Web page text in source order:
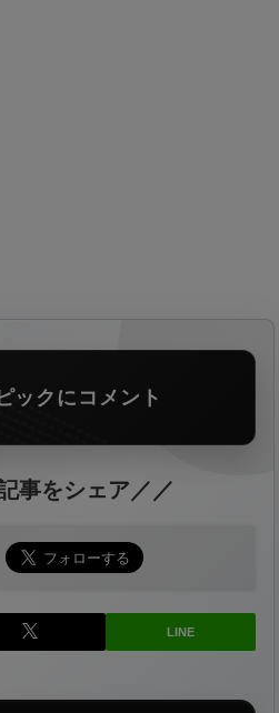
ックにコメント
事をシェア／／
LINE